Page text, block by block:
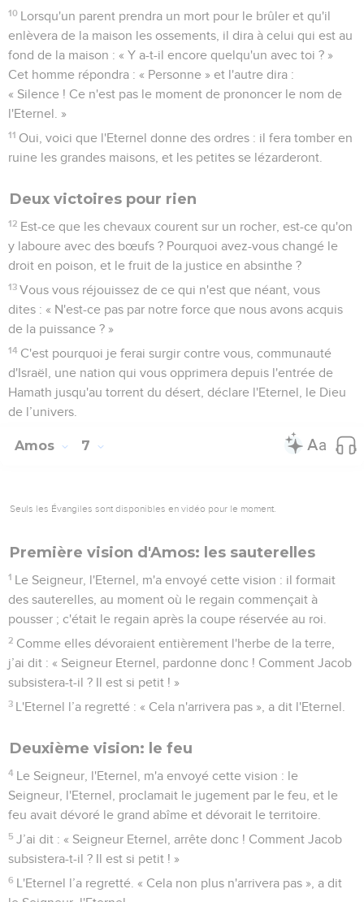
10 Lorsqu'un parent prendra un mort pour le brûler et qu'il
enlèvera de la maison les ossements, il dira à celui qui est au
fond de la maison : « Y a-t-il encore quelqu'un avec toi ? »
Cet homme répondra : « Personne » et l'autre dira :
« Silence ! Ce n'est pas le moment de prononcer le nom de
l'Eternel. »
11 Oui, voici que l'Eternel donne des ordres : il fera tomber en
ruine les grandes maisons, et les petites se lézarderont.
Deux victoires pour rien
12 Est-ce que les chevaux courent sur un rocher, est-ce qu'on
y laboure avec des bœufs ? Pourquoi avez-vous changé le
droit en poison, et le fruit de la justice en absinthe ?
13 Vous vous réjouissez de ce qui n'est que néant, vous
dites : « N'est-ce pas par notre force que nous avons acquis
de la puissance ? »
14 C'est pourquoi je ferai surgir contre vous, communauté
d'Israël, une nation qui vous opprimera depuis l'entrée de
Hamath jusqu'au torrent du désert, déclare l'Eternel, le Dieu
de l’univers.
Amos 7
Seuls les Évangiles sont disponibles en vidéo pour le moment.
Première vision d'Amos: les sauterelles
1 Le Seigneur, l'Eternel, m'a envoyé cette vision : il formait
des sauterelles, au moment où le regain commençait à
pousser ; c'était le regain après la coupe réservée au roi.
2 Comme elles dévoraient entièrement l'herbe de la terre,
j’ai dit : « Seigneur Eternel, pardonne donc ! Comment Jacob
subsistera-t-il ? Il est si petit ! »
3 L'Eternel l’a regretté : « Cela n'arrivera pas », a dit l'Eternel.
Deuxième vision: le feu
4 Le Seigneur, l'Eternel, m'a envoyé cette vision : le
Seigneur, l'Eternel, proclamait le jugement par le feu, et le
feu avait dévoré le grand abîme et dévorait le territoire.
5 J’ai dit : « Seigneur Eternel, arrête donc ! Comment Jacob
subsistera-t-il ? Il est si petit ! »
6 L'Eternel l’a regretté. « Cela non plus n'arrivera pas », a dit